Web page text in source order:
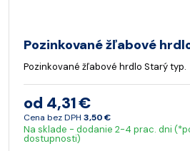
Pozinkované žľabové
Pozinkované žľabové hrdlo Starý typ.
od 4,31 €
Cena bez DPH 3,50 €
Na sklade - dodanie 2-4 prac. dni
dostupnosti)